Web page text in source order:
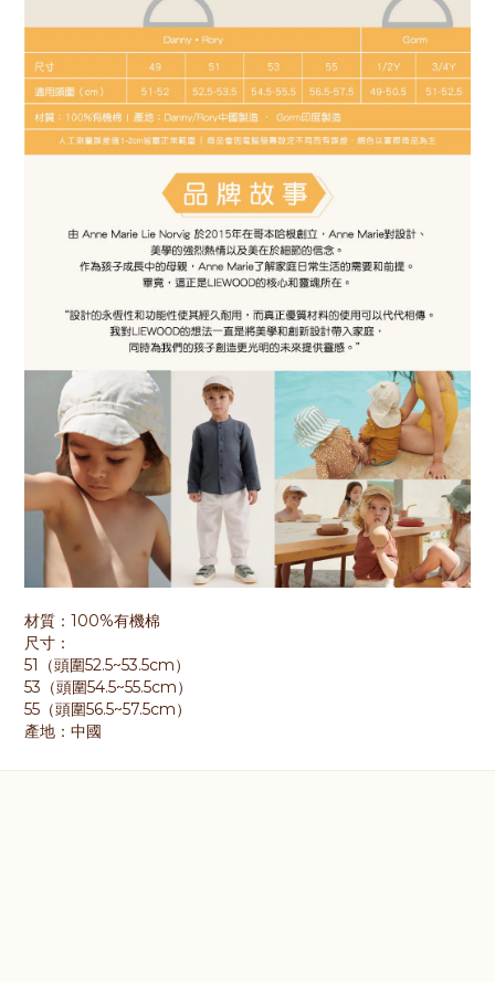
材質：100%有機棉
尺寸：
51（頭圍52.5~53.5cm）
53（頭圍54.5~55.5cm）
55（頭圍56.5~57.5cm）
產地：中國